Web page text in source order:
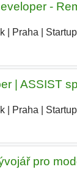
-
| Praha
| ASSIST
| Praha
pro